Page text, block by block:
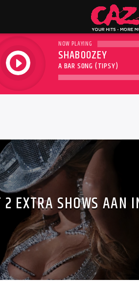
play
NOW PLAYING
SHABOOZEY
A BAR SONG (TIPSY)
2 EXTRA SHOWS AAN